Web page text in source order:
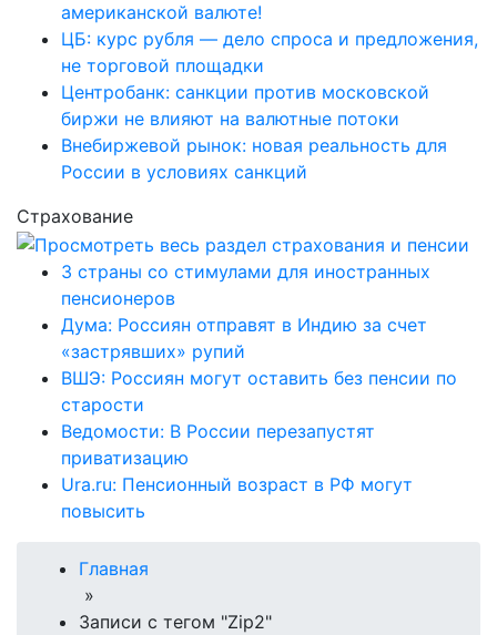
американской валюте!
ЦБ: курс рубля — дело спроса и предложения,
не торговой площадки
Центробанк: санкции против московской
биржи не влияют на валютные потоки
Внебиржевой рынок: новая реальность для
России в условиях санкций
Страхование
3 страны со стимулами для иностранных
пенсионеров
Дума: Россиян отправят в Индию за счет
«застрявших» рупий
ВШЭ: Россиян могут оставить без пенсии по
старости
Ведомости: В России перезапустят
приватизацию
Ura.ru: Пенсионный возраст в РФ могут
повысить
Главная
»
Записи с тегом "Zip2"